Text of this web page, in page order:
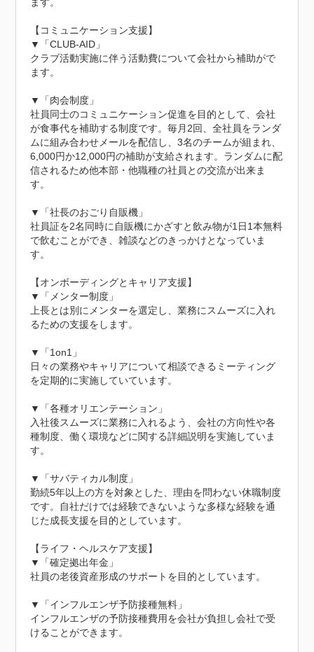
【コミュニケーション支援】
▼「CLUB-AID」
クラブ活動実施に伴う活動費について会社から補助がで
ます。
▼「肉会制度」
社員同士のコミュニケーション促進を目的として、会社
が食事代を補助する制度です。毎月2回、全社員をランダ
ムに組み合わせメールを配信し、3名のチームが組まれ、
6,000円か12,000円の補助が支給されます。ランダムに配
信されるため他本部・他職種の社員との交流が出来ま
す。
▼「社長のおごり自販機」
社員証を2名同時に自販機にかざすと飲み物が1日1本無料
で飲むことができ、雑談などのきっかけとなっていま
す。
【オンボーディングとキャリア支援】
▼「メンター制度」
上長とは別にメンターを選定し、業務にスムーズに入れ
るための支援をします。
▼「1on1」
日々の業務やキャリアについて相談できるミーティング
を定期的に実施していています。
▼「各種オリエンテーション」
入社後スムーズに業務に入れるよう、会社の方向性や各
種制度、働く環境などに関する詳細説明を実施していま
す。
▼「サバティカル制度」
勤続5年以上の方を対象とした、理由を問わない休職制度
です。自社だけでは経験できないような多様な経験を通
じた成長支援を目的としています。
【ライフ・ヘルスケア支援】
▼「確定拠出年金」
社員の老後資産形成のサポートを目的としています。
▼「インフルエンザ予防接種無料」
インフルエンザの予防接種費用を会社が負担し会社で受
けることができます。